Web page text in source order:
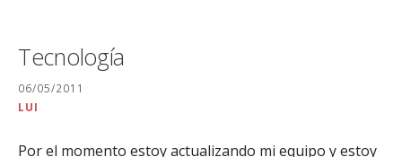
Tecnología
06/05/2011
LUI
Por el momento estoy actualizando mi equipo y estoy